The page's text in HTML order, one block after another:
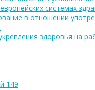
системах
в отношении
здоровья на
149